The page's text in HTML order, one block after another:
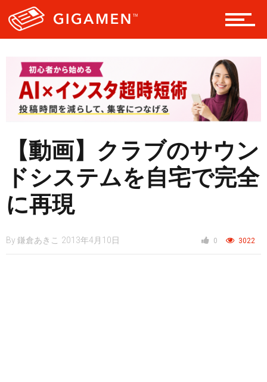
テック
レジャー
ヘルス・健康
スタイル
仮想通貨
【動画】クラブのサウン
ドシステムを自宅で完全
に再現
By 鎌倉あきこ 2013年4月10日 0 3022